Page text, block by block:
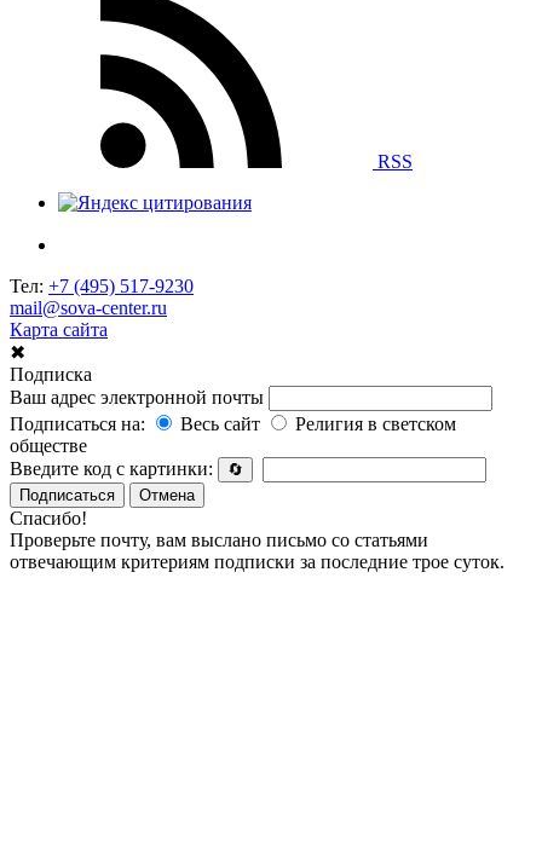
RSS
Тел: +7 (495) 517-9230
mail@sova-center.ru
Карта сайта
✖
Подписка
Ваш адрес электронной почты
Подписаться на:
Весь сайт
Религия в светском
обществе
Введите код с картинки:
🔄
Подписаться
Отмена
Спасибо!
Проверьте почту, вам выслано письмо со статьями
отвечающим критериям подписки за последние трое суток.